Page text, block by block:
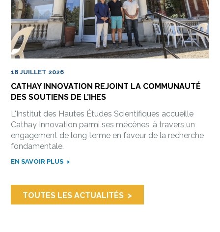
18 JUILLET 2026
CATHAY INNOVATION REJOINT LA COMMUNAUTÉ
DES SOUTIENS DE L’IHES
L'Institut des Hautes Études Scientifiques accueille
Cathay Innovation parmi ses mécènes, à travers un
engagement de long terme en faveur de la recherche
fondamentale.
EN SAVOIR PLUS
TOUTES LES ACTUALITÉS